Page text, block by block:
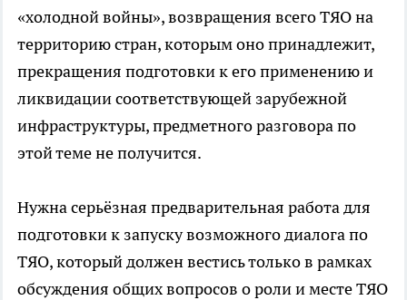
«холодной войны», возвращения всего ТЯО на
территорию стран, которым оно принадлежит,
прекращения подготовки к его применению и
ликвидации соответствующей зарубежной
инфраструктуры, предметного разговора по
этой теме не получится.
Нужна серьёзная предварительная работа для
подготовки к запуску возможного диалога по
ТЯО, который должен вестись только в рамках
обсуждения общих вопросов о роли и месте ТЯО